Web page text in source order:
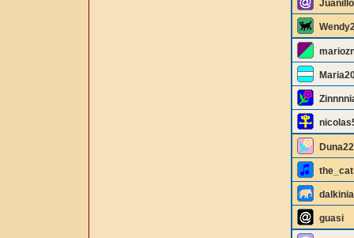
Duna22
dalkinia
guasi